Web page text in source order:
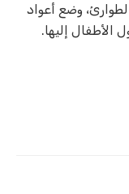
وضع أعواد
إليها.